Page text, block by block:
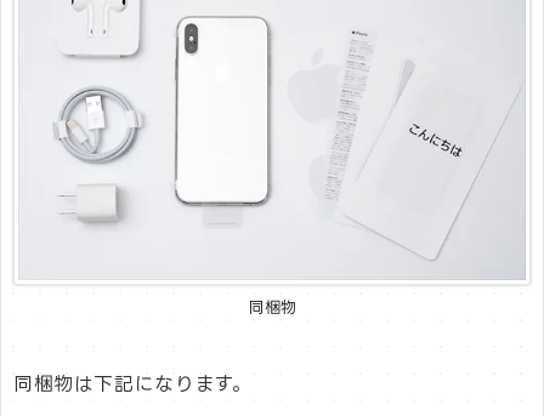
同梱物
同梱物は下記になります。